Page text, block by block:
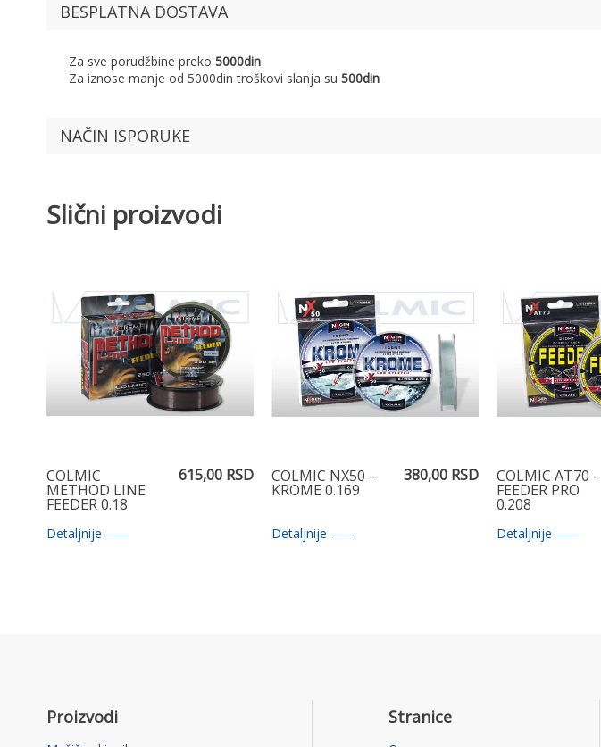
BESPLATNA DOSTAVA
Za sve porudžbine preko 5000din
Za iznose manje od 5000din troškovi slanja su 500din
NAČIN ISPORUKE
Slični proizvodi
COLMIC
METHOD LINE
FEEDER 0.18
615,00 RSD
Detaljnije
COLMIC NX50 –
KROME 0.169
380,00 RSD
Detaljnije
COLMIC AT70 –
FEEDER PRO
0.208
Detaljnije
Proizvodi Stranice